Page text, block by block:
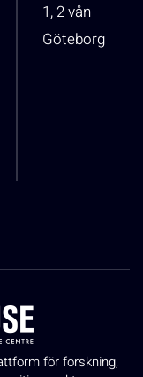
1, 2 vån
Göteborg
för forskning,